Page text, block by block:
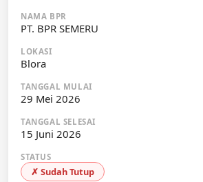
NAMA BPR
PT. BPR SEMERU
LOKASI
Blora
TANGGAL MULAI
29 Mei 2026
TANGGAL SELESAI
15 Juni 2026
STATUS
✗ Sudah Tutup